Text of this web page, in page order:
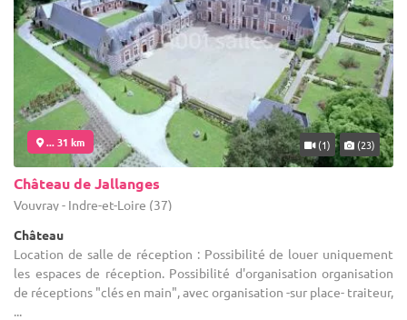
... 31 km (1) (23)
Château de Jallanges
Vouvray - Indre-et-Loire (37)
Château
Location de salle de réception : Possibilité de louer uniquement
les espaces de réception. Possibilité d'organisation organisation
de réceptions "clés en main", avec organisation -sur place- traiteur,
...